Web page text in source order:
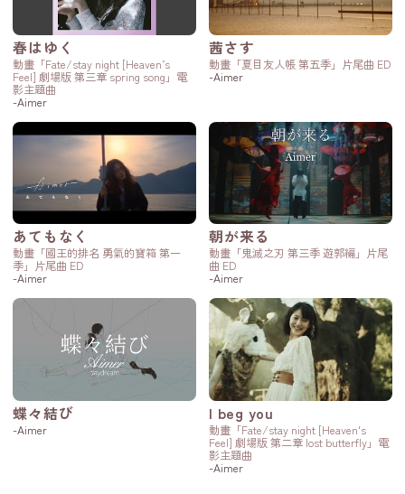
春はゆく
動畫「Fate/stay night [Heaven’s
Feel] 劇場版 第三章 spring song」電
影主題曲
-Aimer
茜さす
動畫「夏目友人帳 第五季」片尾曲 ED
-Aimer
あてもなく
動畫「國王的排名 勇氣的寶箱 第一
季」片尾曲 ED
-Aimer
朝が来る
動畫「鬼滅之刃 第三季 遊郭編」片尾
曲 ED
-Aimer
蝶々結び
-Aimer
I beg you
動畫「Fate/stay night [Heaven's
Feel] 劇場版 第二章 lost butterfly」電
影主題曲
-Aimer